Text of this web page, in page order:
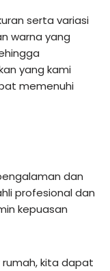
serta variasi
warna yang
yang kami
memenuhi
dan
profesional dan
kepuasan
rumah, kita dapat